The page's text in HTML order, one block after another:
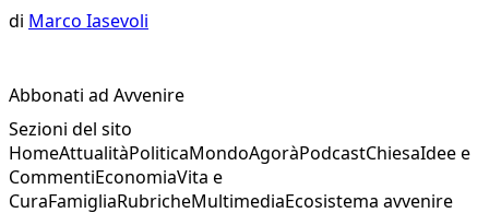
di Marco Iasevoli
Abbonati ad Avvenire
Sezioni del sito
HomeAttualitàPoliticaMondoAgoràPodcastChiesaIdee e
CommentiEconomiaVita e
CuraFamigliaRubricheMultimediaEcosistema avvenire